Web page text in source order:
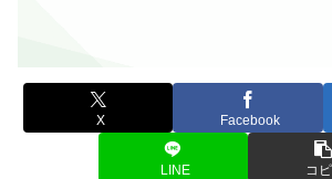
X Facebook
LINE コ